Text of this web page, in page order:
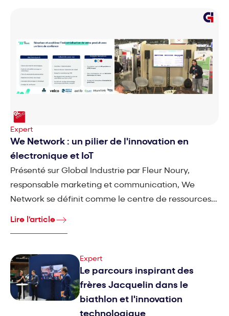
Expert
We Network : un pilier de l'innovation en
électronique et IoT
Présenté sur Global Industrie par Fleur Noury,
responsable marketing et communication, We
Network se définit comme le centre de ressources
Lire l'article
Expert
Le parcours inspirant des
frères Jacquelin dans le
biathlon et l'innovation